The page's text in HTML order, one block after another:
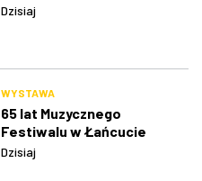
Dzisiaj
WYSTAWA
65 lat Muzycznego
Festiwalu w Łańcucie
Dzisiaj